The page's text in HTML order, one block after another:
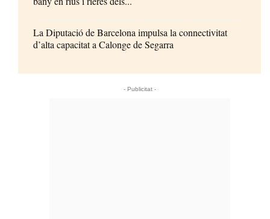
La Diputació de Barcelona impulsa la connectivitat
d’alta capacitat a Calonge de Segarra
- Publicitat -